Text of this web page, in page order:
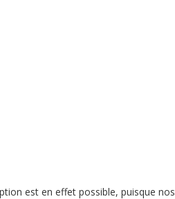
est en effet possible, puisque nos